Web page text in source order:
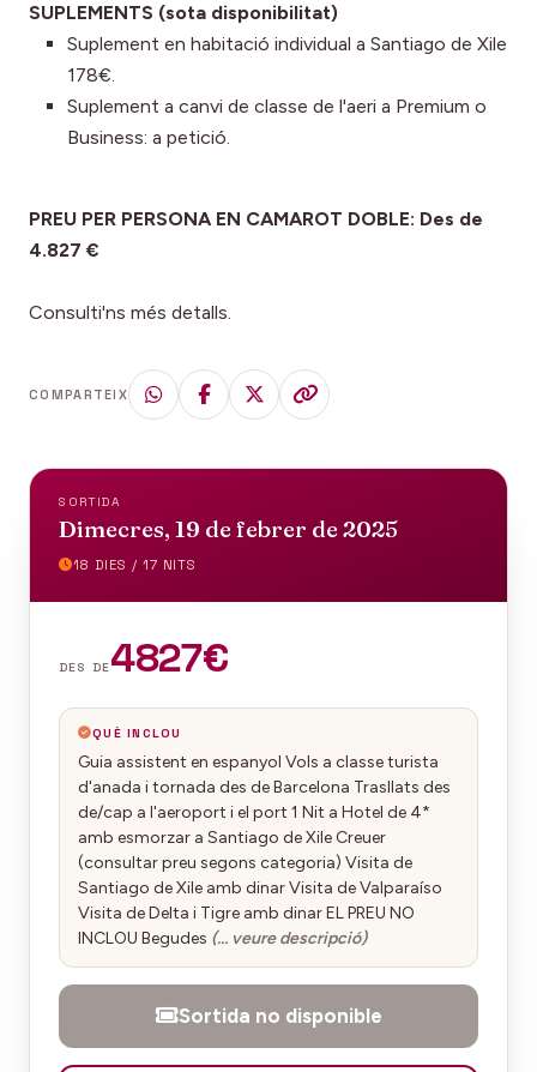
SUPLEMENTS (sota disponibilitat)
Suplement en habitació individual a Santiago de Xile
178€.
Suplement a canvi de classe de l'aeri a Premium o
Business: a petició.
PREU PER PERSONA EN CAMAROT DOBLE: Des de
4.827 €
Consulti'ns més detalls.
COMPARTEIX
SORTIDA
Dimecres, 19 de febrer de 2025
18 DIES / 17 NITS
DES DE4827€
QUÈ INCLOU
Guia assistent en espanyol Vols a classe turista
d'anada i tornada des de Barcelona Trasllats des
de/cap a l'aeroport i el port 1 Nit a Hotel de 4*
amb esmorzar a Santiago de Xile Creuer
(consultar preu segons categoria) Visita de
Santiago de Xile amb dinar Visita de Valparaíso
Visita de Delta i Tigre amb dinar EL PREU NO
INCLOU Begudes (… veure descripció)
Sortida no disponible